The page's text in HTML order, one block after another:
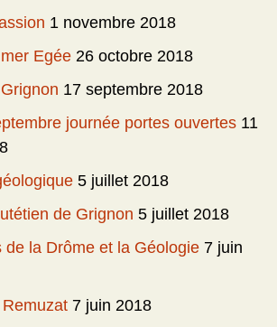
1 novembre 2018
Egée 26 octobre 2018
17 septembre 2018
journée portes ouvertes 11
5 juillet 2018
de Grignon 5 juillet 2018
de la Drôme et la Géologie 7 juin
7 juin 2018